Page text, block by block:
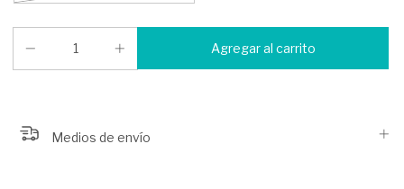
Medios de envío